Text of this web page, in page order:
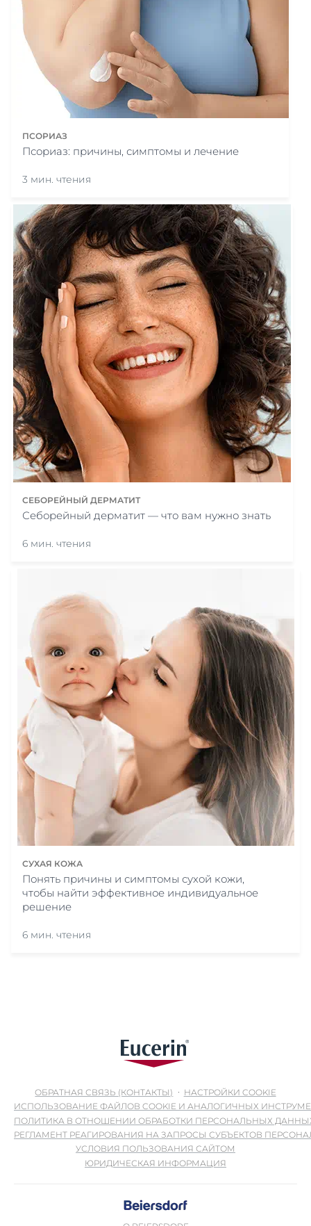
ПСОРИАЗ
Псориаз: причины, симптомы и лечение
3 мин. чтения
СЕБОРЕЙНЫЙ ДЕРМАТИТ
Себорейный дерматит — что вам нужно знать
6 мин. чтения
СУХАЯ КОЖА
Понять причины и симптомы сухой кожи,
чтобы найти эффективное индивидуальное
решение
6 мин. чтения
ОБРАТНАЯ СВЯЗЬ (КОНТАКТЫ)
НАСТРОЙКИ COOKIE
ИСПОЛЬЗОВАНИЕ ФАЙЛОВ COOKIE И АНАЛОГИЧНЫХ
ПОЛИТИКА В ОТНОШЕНИИ ОБРАБОТКИ ПЕРСОНАЛЬНЫХ
РЕГЛАМЕНТ РЕАГИРОВАНИЯ НА ЗАПРОСЫ СУБЪЕКТОВ
УСЛОВИЯ ПОЛЬЗОВАНИЯ САЙТОМ
ЮРИДИЧЕСКАЯ ИНФОРМАЦИЯ